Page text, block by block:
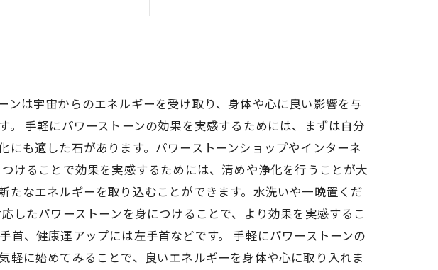
は宇宙からのエネルギーを受け取り、身体や心に良い影響を与
手軽にパワーストーンの効果を実感するためには、まずは自分
も適した石があります。パワーストーンショップやインターネ
けることで効果を実感するためには、清めや浄化を行うことが大
なエネルギーを取り込むことができます。水洗いや一晩置くだ
したパワーストーンを身につけることで、より効果を実感するこ
、健康運アップには左手首などです。 手軽にパワーストーンの
に始めてみることで、良いエネルギーを身体や心に取り入れま